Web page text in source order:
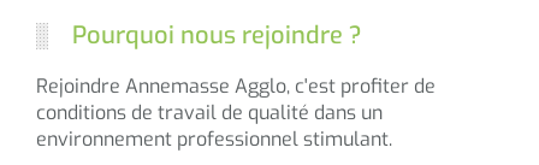
Pourquoi nous rejoindre ?
Rejoindre Annemasse Agglo, c'est profiter de
conditions de travail de qualité dans un
environnement professionnel stimulant.